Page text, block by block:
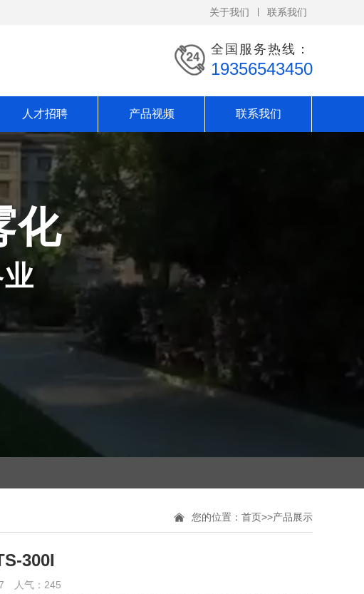
关于我们 联系我们
全国服务热线：
19356543450
人才招聘 产品视频 联系我们
化
您的位置： 首页>>产品展示
300I
人气： 245